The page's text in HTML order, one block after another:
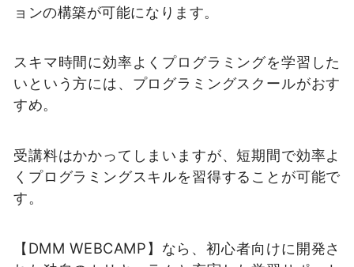
ョンの構築が可能になります。
スキマ時間に効率よくプログラミングを学習した
いという方には、プログラミングスクールがおす
すめ。
受講料はかかってしまいますが、短期間で効率よ
くプログラミングスキルを習得することが可能で
す。
【DMM WEBCAMP】なら、初心者向けに開発さ